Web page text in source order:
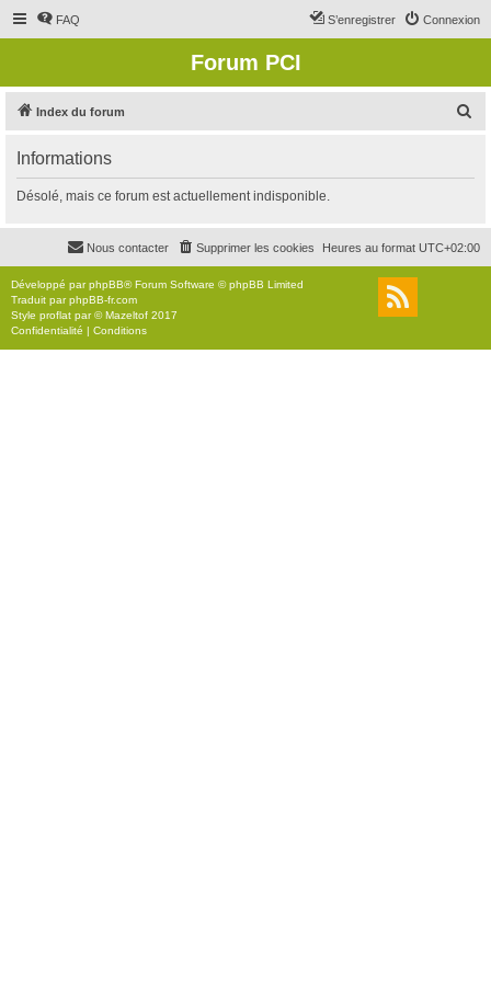
FAQ Connexion
S’enregistrer
Forum PCI
Index du forum
r
c
r
Informations
Désolé, mais ce forum est actuellement indisponible.
Heures au format UTC+02:00
Supprimer les cookies
Nous contacter
Développé parphpBB® Forum Software © phpBB Limited
Traduit parphpBB-fr.com
Style proflat par ©Mazeltof 2017
Confidentialité | Conditions